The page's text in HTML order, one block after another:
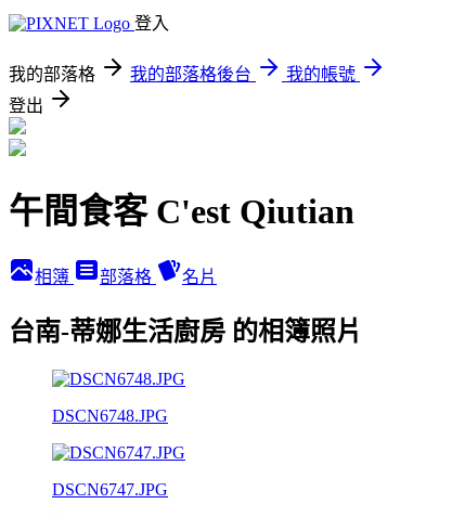
登入
我的部落格 我的部落格後台
我的帳號
登出
午間食客 C'est Qiutian
相簿 部落格 名片
台南-蒂娜生活廚房 的相簿照片
DSCN6748.JPG
DSCN6747.JPG